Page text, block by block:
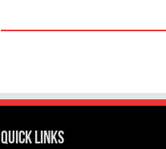
Quick Links